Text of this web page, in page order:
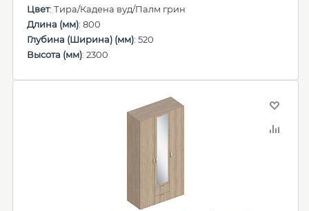
Цвет: Тира/Кадена вуд/Палм грин
Длина (мм): 800
Глубина (Ширина) (мм): 520
Высота (мм): 2300